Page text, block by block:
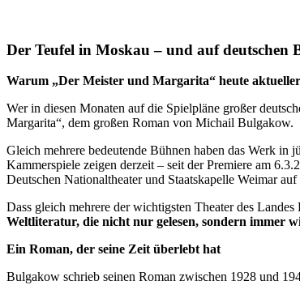
Der Teufel in Moskau – und auf deutschen
Warum „Der Meister und Margarita“ heute
Wer in diesen Monaten auf die Spielpläne großer
Margarita“, dem großen Roman von Michail Bulgakow.
Gleich mehrere bedeutende Bühnen haben das Werk in
Kammerspiele zeigen derzeit – seit der Premiere am
Deutschen Nationaltheater und Staatskapelle Weimar
Dass gleich mehrere der wichtigsten Theater des
Weltliteratur, die nicht nur gelesen, sondern immer
Ein Roman, der seine Zeit überlebt hat
Bulgakow schrieb seinen Roman zwischen 1928 und